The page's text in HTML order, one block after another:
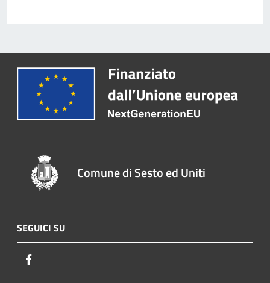
Comune di Sesto ed Uniti
SEGUICI SU